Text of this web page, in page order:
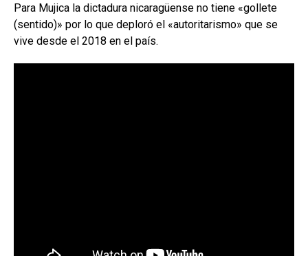
Para Mujica la dictadura nicaragüense no tiene «gollete
(sentido)» por lo que deploró el «autoritarismo» que se
vive desde el 2018 en el país.